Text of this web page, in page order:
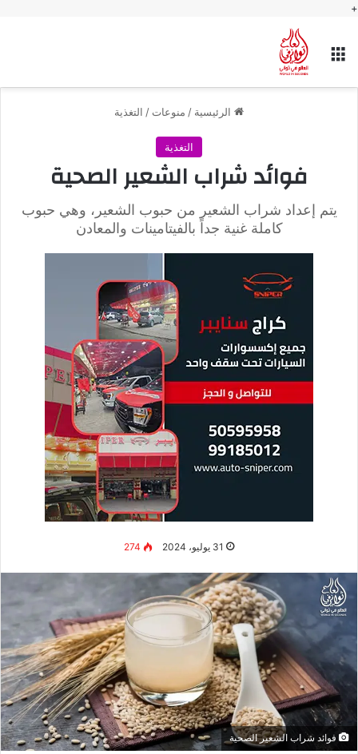
+
القائمة
الرئيسية / منوعات / التغذية
التغذية
فوائد شراب الشعير الصحية
يتم إعداد شراب الشعير من حبوب الشعير، وهي حبوب
كاملة غنية جداً بالفيتامينات والمعادن
31 يوليو، 2024 274
فوائد شراب الشعير الصحية